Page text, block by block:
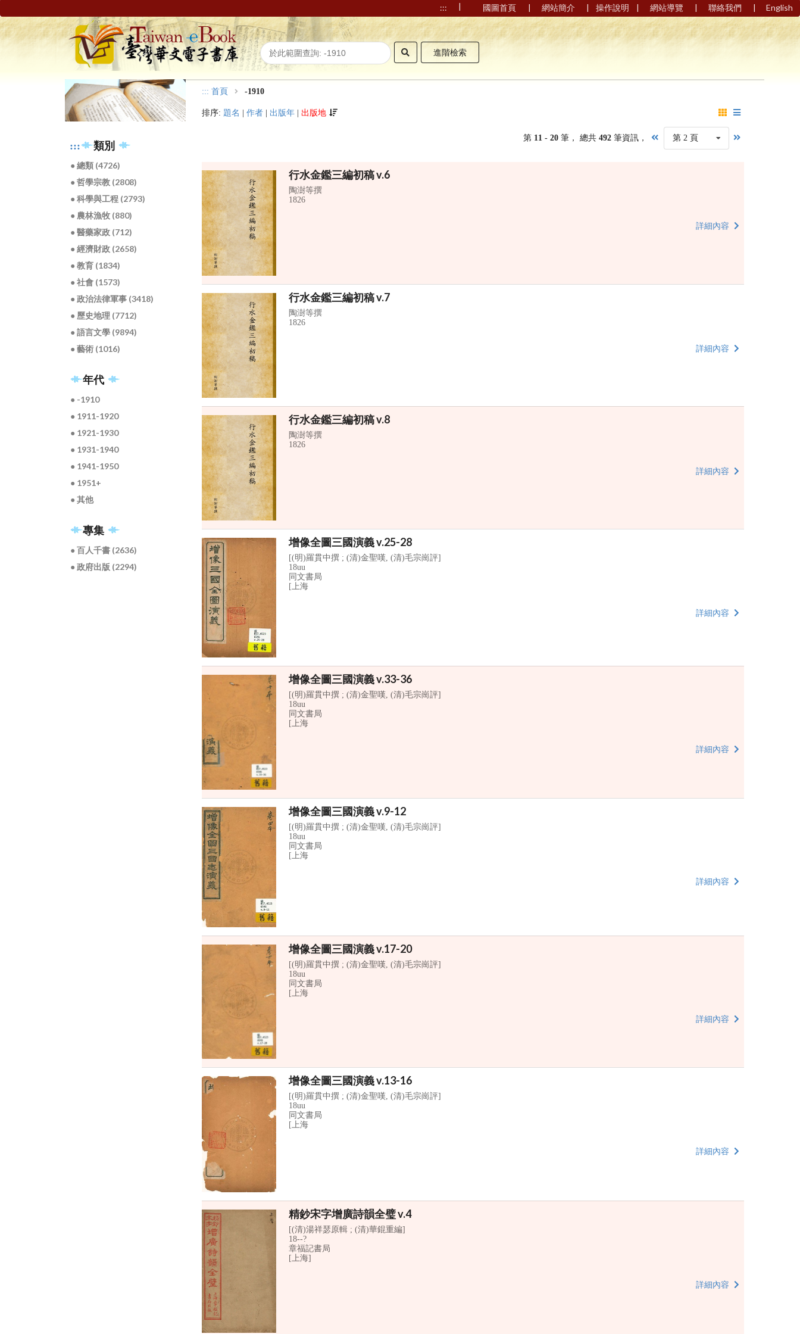
::: | 國圖首頁 | 網站簡介 | 操作說明 | 網站導覽 | 聯絡我們 | English
進階檢索
::: 類別
● 總類 (4726)
● 哲學宗教 (2808)
● 科學與工程 (2793)
● 農林漁牧 (880)
● 醫藥家政 (712)
● 經濟財政 (2658)
● 教育 (1834)
● 社會 (1573)
● 政治法律軍事 (3418)
● 歷史地理 (7712)
● 語言文學 (9894)
● 藝術 (1016)
年代
● -1910
● 1911-1920
● 1921-1930
● 1931-1940
● 1941-1950
● 1951+
● 其他
專集
● 百人千書 (2636)
● 政府出版 (2294)
::: 首頁 -1910
排序: 題名 |作者 出版年 |出版地
第 11 - 20筆， 總共492 筆資訊， 第 2 頁
行水金鑑三編初稿 v.6
陶澍等撰
1826
詳細內容
行水金鑑三編初稿 v.7
陶澍等撰
1826
詳細內容
行水金鑑三編初稿 v.8
陶澍等撰
1826
詳細內容
增像全圖三國演義 v.25-28
[(明)羅貫中撰 ; (清)金聖嘆, (清)毛宗崗評]
18uu
同文書局
[上海
詳細內容
增像全圖三國演義 v.33-36
[(明)羅貫中撰 ; (清)金聖嘆, (清)毛宗崗評]
18uu
同文書局
[上海
詳細內容
增像全圖三國演義 v.9-12
[(明)羅貫中撰 ; (清)金聖嘆, (清)毛宗崗評]
18uu
同文書局
[上海
詳細內容
增像全圖三國演義 v.17-20
[(明)羅貫中撰 ; (清)金聖嘆, (清)毛宗崗評]
18uu
同文書局
[上海
詳細內容
增像全圖三國演義 v.13-16
[(明)羅貫中撰 ; (清)金聖嘆, (清)毛宗崗評]
18uu
同文書局
[上海
詳細內容
精鈔宋字增廣詩韻全璧 v.4
[(清)湯祥瑟原輯 ; (清)華錕重編]
18--?
章福記書局
[上海]
詳細內容